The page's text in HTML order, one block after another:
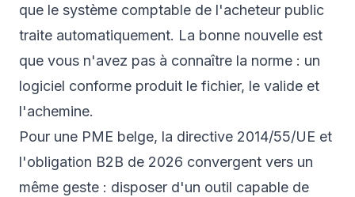
que le système comptable de l'acheteur public
traite automatiquement. La bonne nouvelle est
que vous n'avez pas à connaître la norme : un
logiciel conforme produit le fichier, le valide et
l'achemine.
Pour une PME belge, la directive 2014/55/UE et
l'obligation B2B de 2026 convergent vers un
même geste : disposer d'un outil capable de